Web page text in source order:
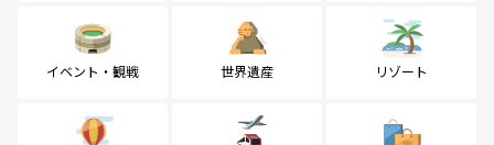
イベント・観戦 世界遺産 リゾート